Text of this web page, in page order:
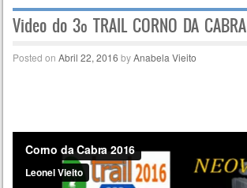
Skip to content
Video do 3º TRAIL CORNO DA CABRA
Posted on Abril 22, 2016 byAnabela Vieito